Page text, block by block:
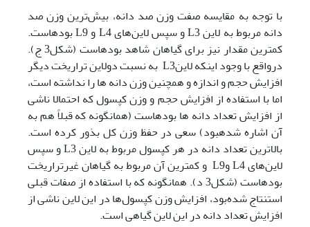
با توجه به مقایسه صفت وزن صد دانه، بیش‌ترین وزن صد
دانه مربوط به لاین L3 و سپس لاین‌های L4 و L9 بوده­است.
کم­ترین مقدار نیز برای گیاهان شاهد بوده­است (شکل3 ج).
درواقع با وجود اینکه لاینL3 ‌ به نسبت دولاین تراریخت دیگر
افزایش حجم و اندازه و همچنین وزن دانه ها را نداشته است،
اما با استفاده از افزایش حجم و وزن کپسول که احتمالا ناشی
از افزایش تعداد دانه ها بوده­است (همانگونه که قبلاً هم به
آن اشاره شده­بود) سعی در حفظ وزن کل بذور کرده است.
بالاترین تعداد دانه در هر کپسول مربوط به لاین L3 و سپس
لاین‌های L4 وL9 ‌ و کم­ترین آن مربوط به گیاهان غیرتراریخت
بوده­است (شکل3 د). همانگونه که با استفاده از صفات قبلی
استنتاج شده‌بود، افزایش وزن کپسول‌ها در این لاین ناشی از
افزایش تعداد دانه در این لاین گیاهی است.